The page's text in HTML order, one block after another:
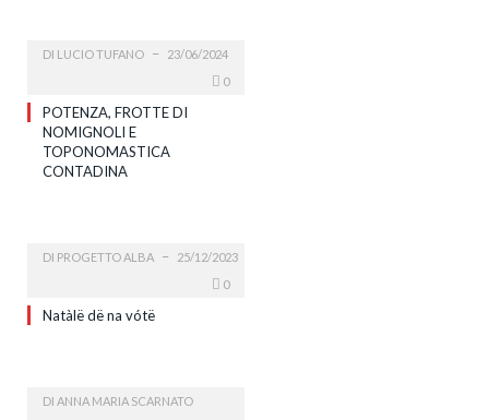
DI LUCIO TUFANO
23/06/2024
0
POTENZA, FROTTE DI
NOMIGNOLI E
TOPONOMASTICA
CONTADINA
DI PROGETTO ALBA
25/12/2023
0
Natàlë dë na vótë
DI ANNA MARIA SCARNATO